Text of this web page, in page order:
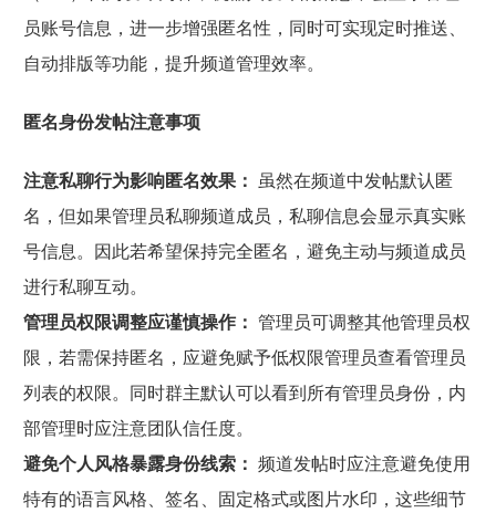
员账号信息，进一步增强匿名性，同时可实现定时推送、
自动排版等功能，提升频道管理效率。
匿名身份发帖注意事项
注意私聊行为影响匿名效果： 虽然在频道中发帖默认匿
名，但如果管理员私聊频道成员，私聊信息会显示真实账
号信息。因此若希望保持完全匿名，避免主动与频道成员
进行私聊互动。
管理员权限调整应谨慎操作： 管理员可调整其他管理员权
限，若需保持匿名，应避免赋予低权限管理员查看管理员
列表的权限。同时群主默认可以看到所有管理员身份，内
部管理时应注意团队信任度。
避免个人风格暴露身份线索： 频道发帖时应注意避免使用
特有的语言风格、签名、固定格式或图片水印，这些细节